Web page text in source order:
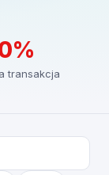
transakcja